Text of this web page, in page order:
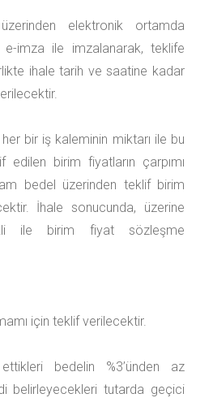
elektronik ortamda
e-imza ile imzalanarak, teklife
ihale tarih ve saatine kadar
bir iş kaleminin miktarı ile bu
birim fiyatların çarpımı
bedel üzerinden teklif birim
İhale sonucunda, üzerine
ile birim fiyat sözleşme
için teklif verilecektir.
bedelin %3’ünden az
belirleyecekleri tutarda geçici